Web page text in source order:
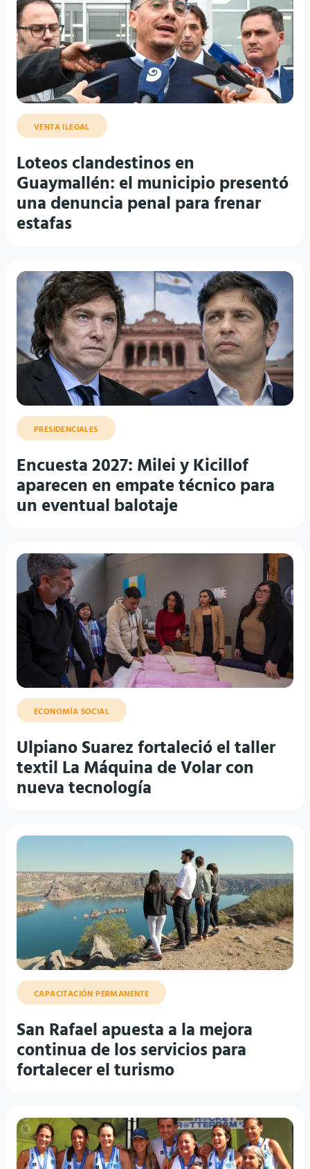
VENTA ILEGAL
Loteos clandestinos en
Guaymallén: el municipio presentó
una denuncia penal para frenar
estafas
PRESIDENCIALES
Encuesta 2027: Milei y Kicillof
aparecen en empate técnico para
un eventual balotaje
ECONOMÍA SOCIAL
Ulpiano Suarez fortaleció el taller
textil La Máquina de Volar con
nueva tecnología
CAPACITACIÓN PERMANENTE
San Rafael apuesta a la mejora
continua de los servicios para
fortalecer el turismo